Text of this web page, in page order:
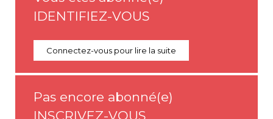
IDENTIFIEZ-VOUS
Connectez-vous pour lire la suite
Pas encore abonné(e)
INSCRIVEZ-VOUS